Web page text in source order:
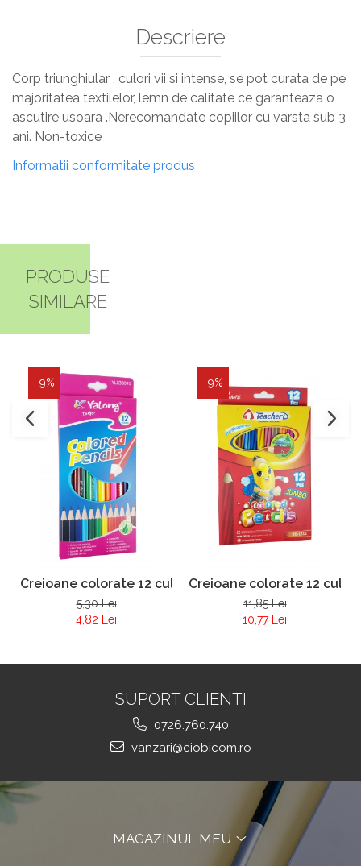
Descriere
Corp triunghiular , culori vii si intense, se pot curata de pe
majoritatea textilelor, lemn de calitate ce garanteaza o
ascutire usoara .Nerecomandate copiilor cu varsta sub 3
ani. Non-toxice
Informatii conformitate produs
PRODUSE
SIMILARE
-9%
Creioane colorate 12 culori Yalong 830041
5,30 Lei
4,82 Lei
-9%
Creioane colorate 12
11,85 Lei
10,77 Lei
SUPORT CLIENTI
0726.760.740
vanzari@ciobicom.ro
MAGAZINUL MEU